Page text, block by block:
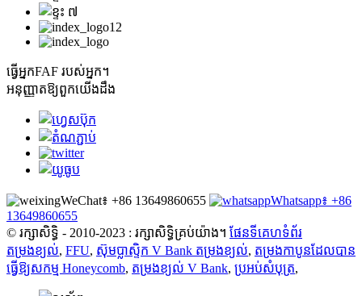
ធ្វើ​អ្នក​FAF របស់អ្នក។
អនុញ្ញាតឱ្យពួកយើងដឹង
WeChat៖ +86 13649860655
Whatsapp៖ +86
13649860655
© រក្សាសិទ្ធិ - 2010-2023 : រក្សាសិទ្ធិគ្រប់យ៉ាង។ ផែនទីគេហទំព័រ
តម្រងខ្យល់, FFU, ស៊ុមប្លាស្ទិក V Bank តម្រងខ្យល់, តម្រងកាបូនដែលបាន
ធ្វើឱ្យសកម្ម Honeycomb, តម្រងខ្យល់ V Bank, ប្រអប់សំបុត្រ,